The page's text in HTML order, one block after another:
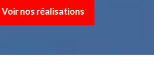
Voir nos réalisations